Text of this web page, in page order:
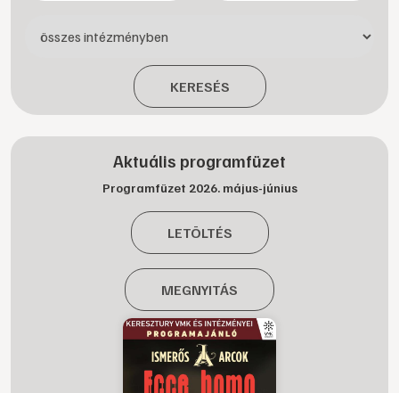
KERESÉS
Aktuális programfüzet
Programfüzet 2026. május-június
LETÖLTÉS
MEGNYITÁS